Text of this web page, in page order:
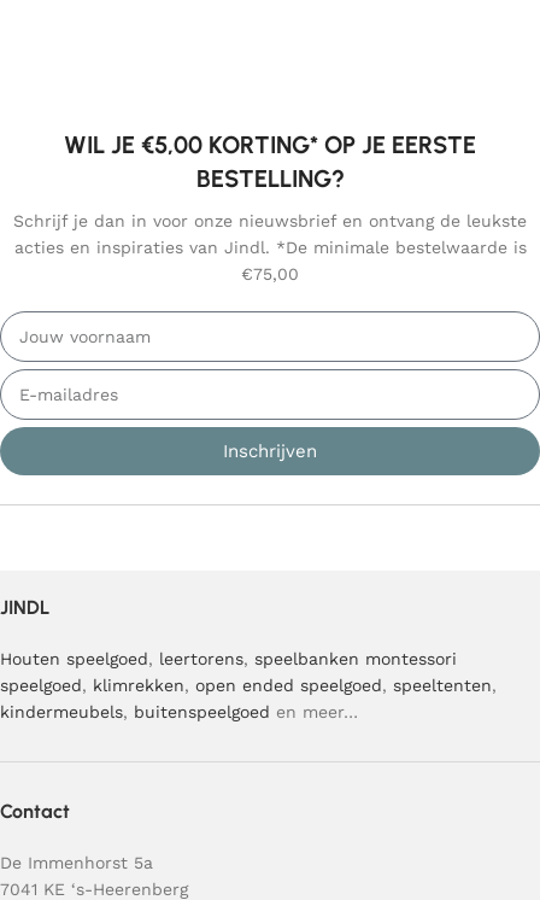
WIL JE €5,00 KORTING* OP JE EERSTE
BESTELLING?
Schrijf je dan in voor onze nieuwsbrief en ontvang de leukste
acties en inspiraties van Jindl. *De minimale bestelwaarde is
€75,00
Inschrijven
JINDL
Houten speelgoed, leertorens, speelbanken montessori
speelgoed, klimrekken, open ended speelgoed, speeltenten,
kindermeubels, buitenspeelgoed en meer…
Contact
De Immenhorst 5a
7041 KE ‘s-Heerenberg